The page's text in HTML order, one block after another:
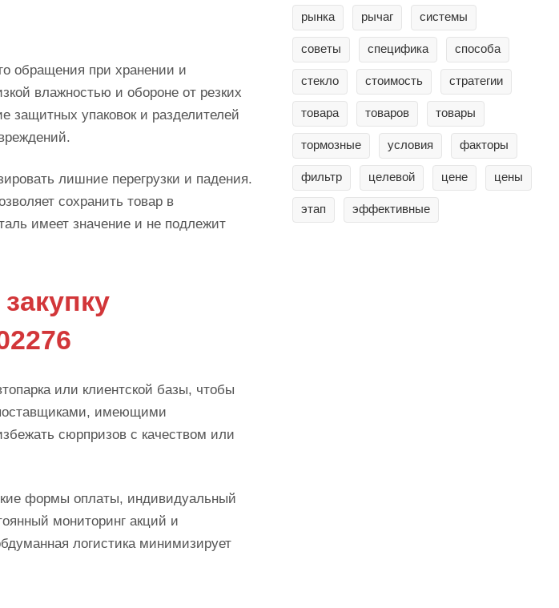
обращения при хранении и
влажностью и обороне от резких
защитных упаковок и разделителей
лишние перегрузки и падения.
сохранить товар в
имеет значение и не подлежит
или клиентской базы, чтобы
имеющими
сюрпризов с качеством или
формы оплаты, индивидуальный
мониторинг акций и
логистика минимизирует
рынка рычаг системы
советы специфика способа
стекло стоимость стратегии
товара товаров товары
тормозные условия факторы
фильтр целевой цене цены
этап эффективные